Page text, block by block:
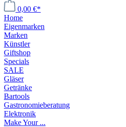
0,00 €*
Home
Eigenmarken
Marken
Künstler
Giftshop
Specials
SALE
Gläser
Getränke
Bartools
Gastronomieberatung
Elektronik
Make Your ...